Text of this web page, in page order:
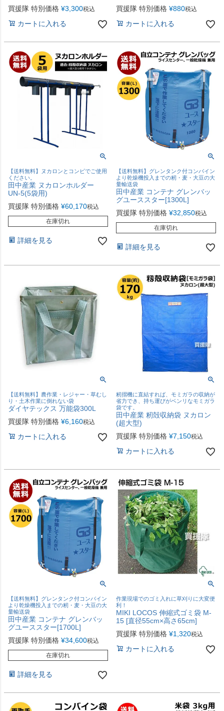
買援隊 特別価格 ¥3,300税込
カートに入れる
買援隊 特別価格 ¥880税込
カートに入れる
【送料無料】ヌカロンとコンビでご使用
ください。
田中産業 ヌカロンホルダー
UN-5(5袋用)
買援隊 特別価格 ¥60,170税込
在庫切れ
詳細を見る
【送料無料】グレンタンク付コンバイン
より乾燥機投入までの籾・麦・大豆の大
量輸送袋
田中産業 コンテナ グレンバッ
グユーススター[1300L]
買援隊 特別価格 ¥32,850税込
在庫切れ
詳細を見る
【送料無料】農作業・レジャー・草むし
り・土木作業に倒れない袋
ダイヤテックス 万能袋300L
買援隊 特別価格 ¥6,160税込
カートに入れる
籾摺機に直結すれば、モミガラの収納が
省力でき、持ち運びがベンリなモミガラ
袋です。
田中産業 籾殻収納袋 ヌカロン
(超大型)
買援隊 特別価格 ¥7,150税込
カートに入れる
【送料無料】グレンタンク付コンバイン
より乾燥機投入までの籾・麦・大豆の大
量輸送袋
田中産業 コンテナ グレンバッ
グユーススター[1700L]
買援隊 特別価格 ¥34,600税込
在庫切れ
詳細を見る
作業現場でのゴミ入れに草刈りに大変便
利！
MIKI LOCOS 伸縮式ゴミ袋 M-
15 [直径55cm×高さ65cm]
買援隊 特別価格 ¥1,320税込
カートに入れる